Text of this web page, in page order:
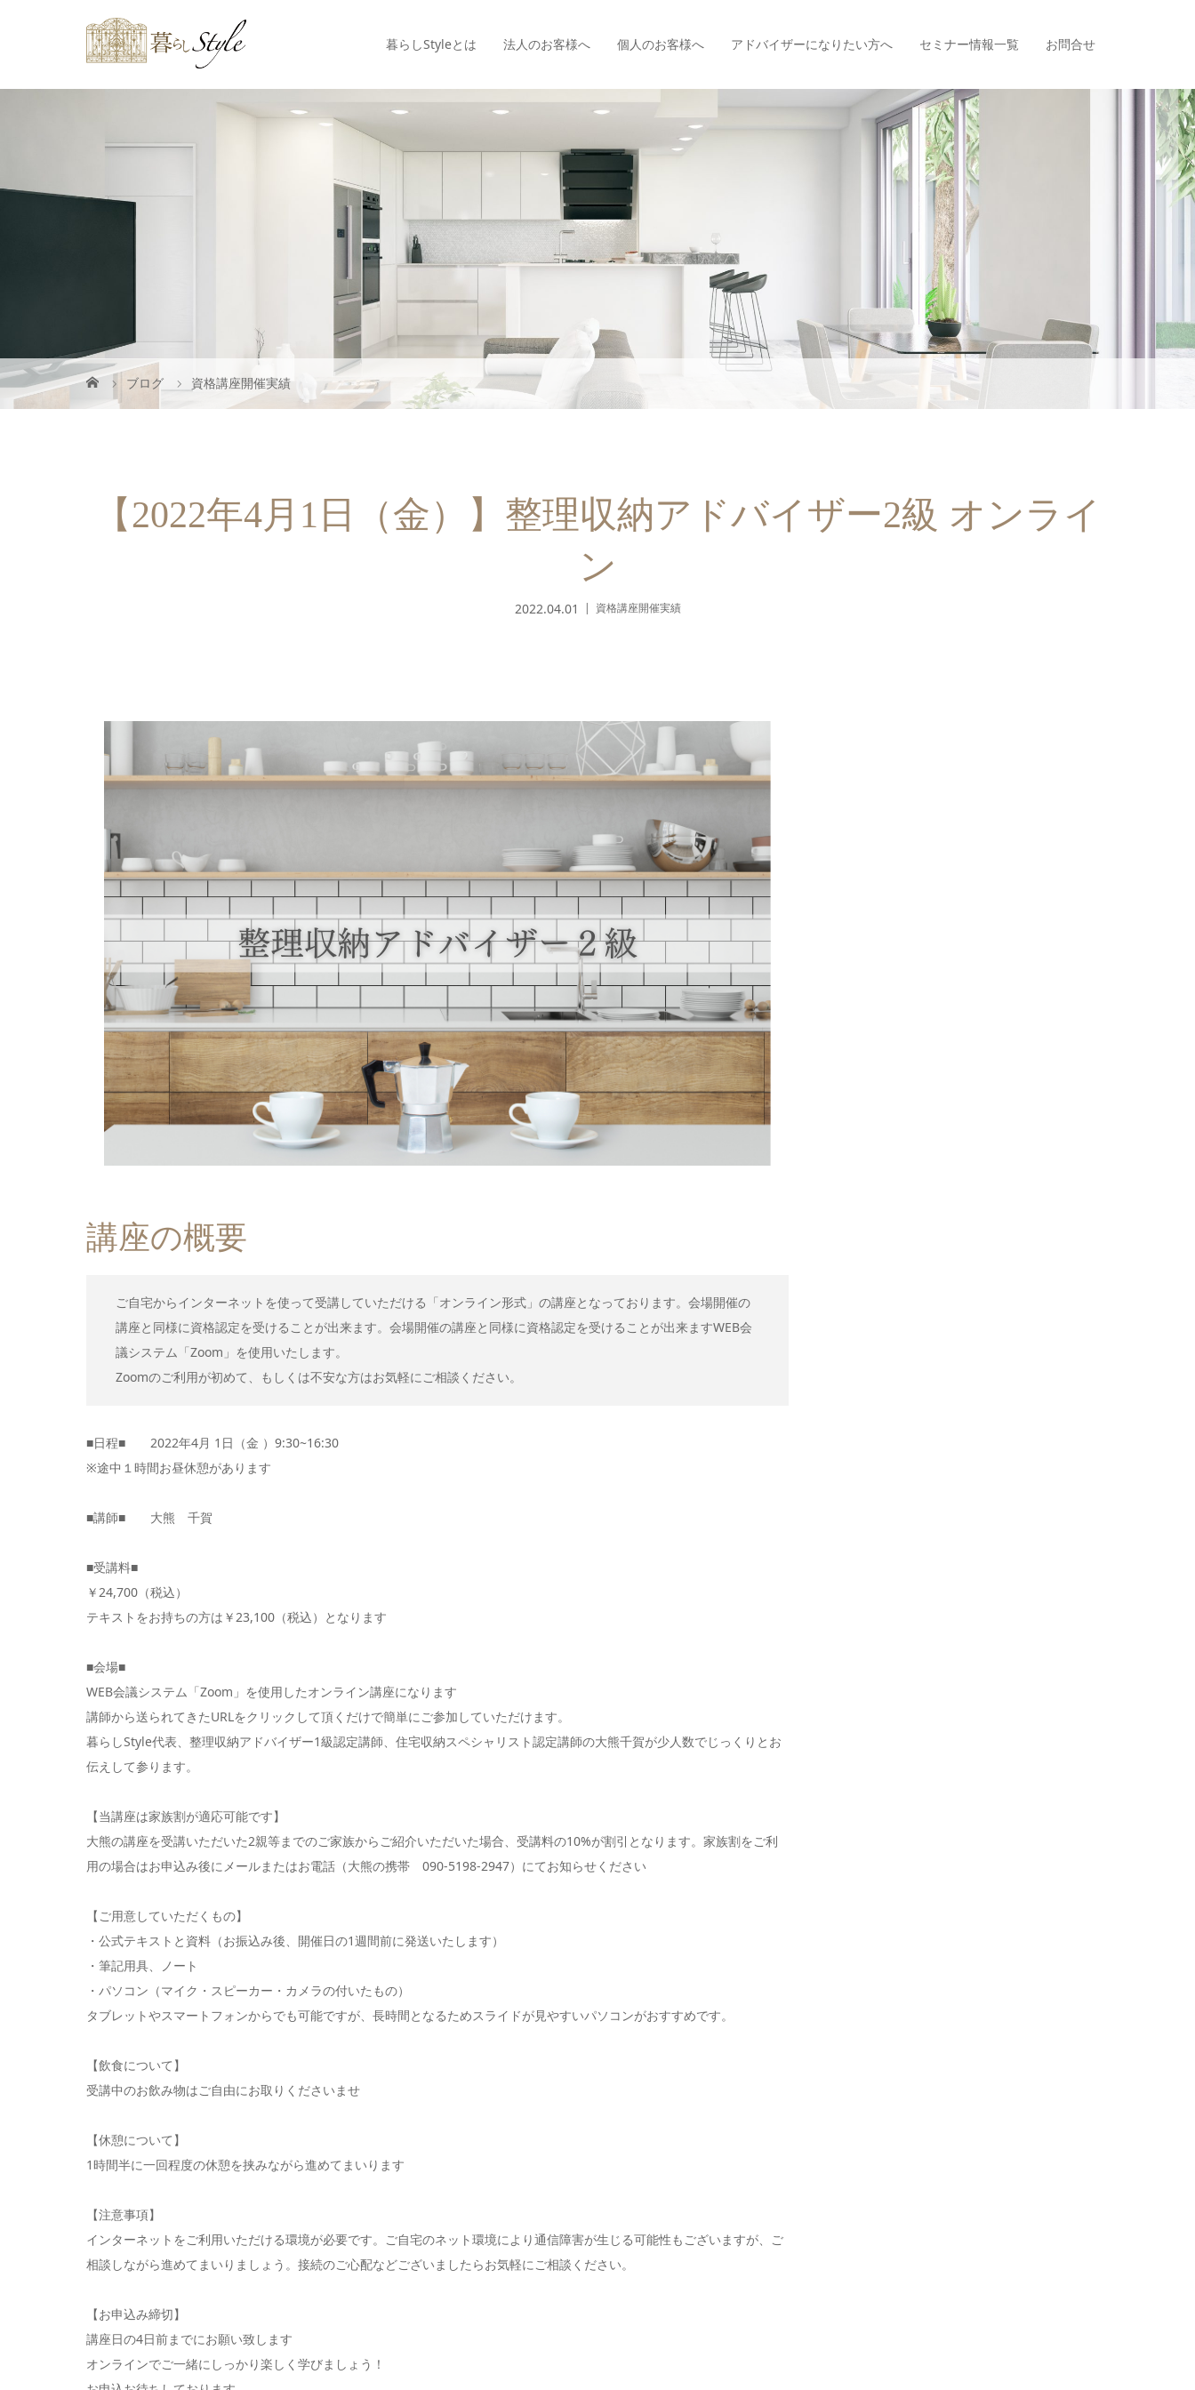
暮らしStyleとは 法人のお客様へ 個人のお客様へ アドバイザーになりたい方へ セミナー情報一覧 お問合せ
ブログ 資格講座開催実績
【2022年4月1日（金）】整理収納アドバイザー2級 オンライ
ン
2022.04.01 資格講座開催実績
講座の概要
ご自宅からインターネットを使って受講していただける「オンライン形式」の講座となっております。会場開催の
講座と同様に資格認定を受けることが出来ます。会場開催の講座と同様に資格認定を受けることが出来ますWEB会
議システム「Zoom」を使用いたします。
Zoomのご利用が初めて、もしくは不安な方はお気軽にご相談ください。
■日程■ 2022年4月 1日（金 ）9:30~16:30
※途中１時間お昼休憩があります
■講師■ 大熊 千賀
■受講料■
￥24,700（税込）
テキストをお持ちの方は￥23,100（税込）となります
■会場■
WEB会議システム「Zoom」を使用したオンライン講座になります
講師から送られてきたURLをクリックして頂くだけで簡単にご参加していただけます。
暮らしStyle代表、整理収納アドバイザー1級認定講師、住宅収納スペシャリスト認定講師の大熊千賀が少人数でじっくりとお
伝えして参ります。
【当講座は家族割が適応可能です】
大熊の講座を受講いただいた2親等までのご家族からご紹介いただいた場合、受講料の10%が割引となります。家族割をご利
用の場合はお申込み後にメールまたはお電話（大熊の携帯 090-5198-2947）にてお知らせください
【ご用意していただくもの】
・公式テキストと資料（お振込み後、開催日の1週間前に発送いたします）
・筆記用具、ノート
・パソコン（マイク・スピーカー・カメラの付いたもの）
タブレットやスマートフォンからでも可能ですが、長時間となるためスライドが見やすいパソコンがおすすめです。
【飲食について】
受講中のお飲み物はご自由にお取りくださいませ
【休憩について】
1時間半に一回程度の休憩を挟みながら進めてまいります
【注意事項】
インターネットをご利用いただける環境が必要です。ご自宅のネット環境により通信障害が生じる可能性もございますが、ご
相談しながら進めてまいりましょう。接続のご心配などございましたらお気軽にご相談ください。
【お申込み締切】
講座日の4日前までにお願い致します
オンラインでご一緒にしっかり楽しく学びましょう！